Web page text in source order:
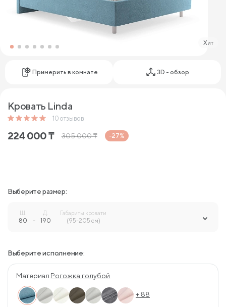
Хит
Примерить в комнате 3D - обзор
Кровать Linda
10 отзывов
224 000₸ 305 000₸ -27%
Выберите размер:
Ш.
80 -
Д.
190
Габариты кровати
(95-205 см)
Выберите исполнение:
Материал:Рогожка голубой
+ 88